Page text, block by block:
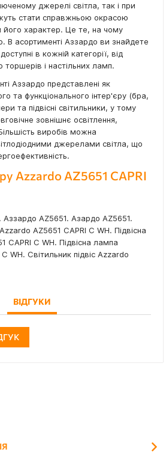
джерелі світла, так і при
стати справжньою окрасою
його характер. Це те, на чому
В асортименті Аззардо ви знайдете
в кожній категорії, від
торшерів і настільних ламп.
Аззардо представлені як
та функціонального інтер'єру (бра,
та підвісні світильники, у тому
зовнішнє освітлення,
виробів можна
джерелами світла, що
Azzardo AZ5651 CAPRI
Аззардо AZ5651. Азардо AZ5651.
AZ5651 CAPRI C WH. Підвісна
CAPRI C WH. Підвісна лампа
WH. Світильник підвіс Azzardo
ВІДГУКИ